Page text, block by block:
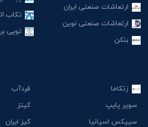
ارتعاشات صنعتی ایران
ارتعاشات صنعتی نوین
بنکن
تکاب
توپی
زتکاما
سوپر پایپ
سیپکس اسپانیا
فردآب
کیتز
کیز ایران